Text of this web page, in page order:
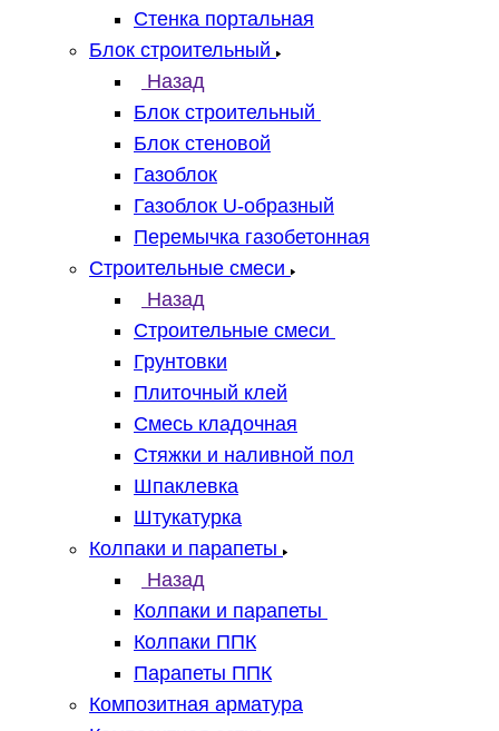
Стенка портальная
Блок строительный
Назад
Блок строительный
Блок стеновой
Газоблок
Газоблок U-образный
Перемычка газобетонная
Строительные смеси
Назад
Строительные смеси
Грунтовки
Плиточный клей
Смесь кладочная
Стяжки и наливной пол
Шпаклевка
Штукатурка
Колпаки и парапеты
Назад
Колпаки и парапеты
Колпаки ППК
Парапеты ППК
Композитная арматура